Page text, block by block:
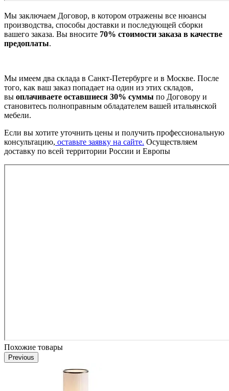
Мы заключаем Договор, в котором отражены все нюансы
производства, способы доставки и последующей сборки
вашего заказа. Вы вносите 70% стоимости заказа в качестве
предоплаты.
Мы имеем два склада в Санкт-Петербурге и в Москве. После
того, как ваш заказ попадает на один из этих складов,
вы оплачиваете оставшиеся 30% суммы по Договору и
становитесь полноправным обладателем вашей итальянской
мебели.
Если вы хотите уточнить цены и получить профессиональную
консультацию, оставьте заявку на сайте. Осуществляем
доставку по всей территории России и Европы
Похожие товары
Previous